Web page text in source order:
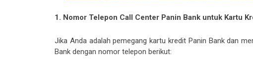
1. Nomor Telepon Call Center Panin Bank untuk Kartu
Jika Anda adalah pemegang kartu kredit Panin Bank dan
Bank dengan nomor telepon berikut: